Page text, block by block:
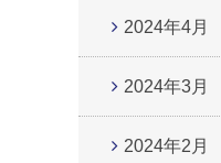
2024年4月
2024年3月
2024年2月